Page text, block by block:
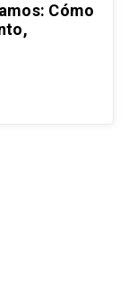
Cómo